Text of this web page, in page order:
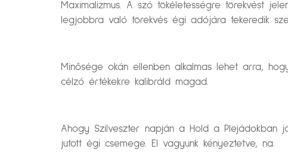
Maximalizmus. A szó tökéletességre törekvést
legjobbra való törekvés égi adójára tekeredik
Minősége okán ellenben alkalmas lehet arra,
célzó értékekre kalibráld magad.
Ahogy Szilveszter napján a Hold a Plejádokban
jutott égi csemege. El vagyunk kényeztetve, na.